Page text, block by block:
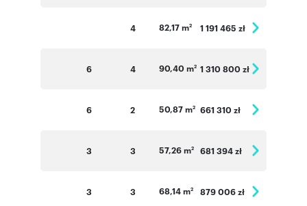
4 82,17 m2 1 191 465 zł
6 4 90,40 m2 1 310 800 zł
6 2 50,87 m2 661 310 zł
3 3 57,26 m2 681 394 zł
3 3 68,14 m2 879 006 zł